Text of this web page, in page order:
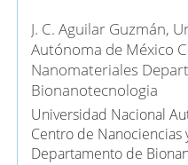
J. C. Aguilar Guzmán,
Autónoma de México
Nanomateriales
Bionanotecnologia
Universidad Nacional
Centro de Nanociencias
Departamento de